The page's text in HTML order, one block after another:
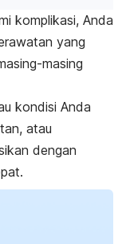
komplikasi, Anda
yang
masing
kondisi Anda
atau
dengan